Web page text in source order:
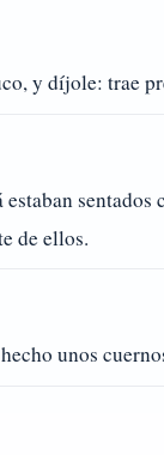
y díjole: trae
de ellos.
unos